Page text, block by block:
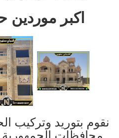
اكبر
نقوم بتوريد وتركيب